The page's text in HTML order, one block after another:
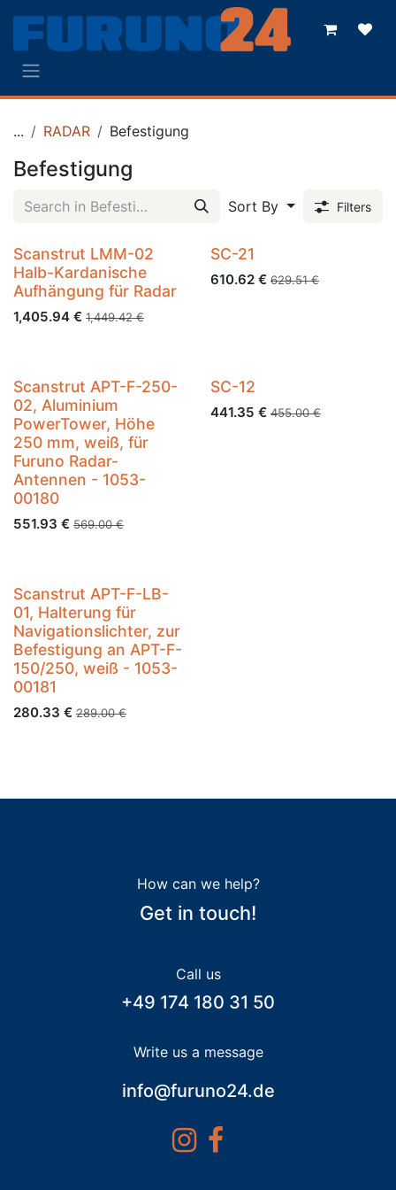
... RADAR Befestigung
Befestigung
Sort By Filters
Scanstrut LMM-02
Halb-Kardanische
Aufhängung für Radar
1,405.94 € 1,449.42€
SC-21
610.62€ 629.51€
Scanstrut APT-F-250-
02, Aluminium
PowerTower, Höhe
250 mm, weiß, für
Furuno Radar-
Antennen - 1053-
00180
551.93 € 569.00€
SC-12
441.35 € 455.00€
Scanstrut APT-F-LB-
01, Halterung für
Navigationslichter, zur
Befestigung an APT-F-
150/250, weiß - 1053-
00181
280.33 € 289.00€
How can we help?
Get in touch!
Call us
+49 174 180 31 50
Write us a message
info@furuno24.de